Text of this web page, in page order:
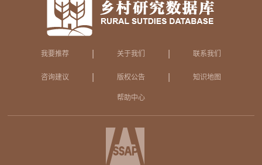
我要推荐 关于我们 联系我们
咨询建议 版权公告 知识地图
帮助中心